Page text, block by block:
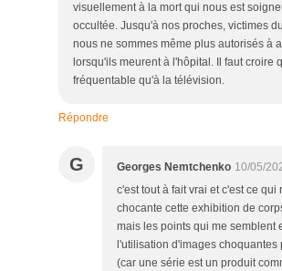
visuellement à la mort qui nous est
occultée. Jusqu'à nos proches, victimes
nous ne sommes même plus autorisés à
lorsqu'ils meurent à l'hôpital. Il faut croire
fréquentable qu'à la télévision.
Répondre
G Georges Nemtchenko 10/05/
c'est tout à fait vrai et c'est ce
chocante cette exhibition de
mais les points qui me semblent
l'utilisation d'images choquantes
(car une série est un produit